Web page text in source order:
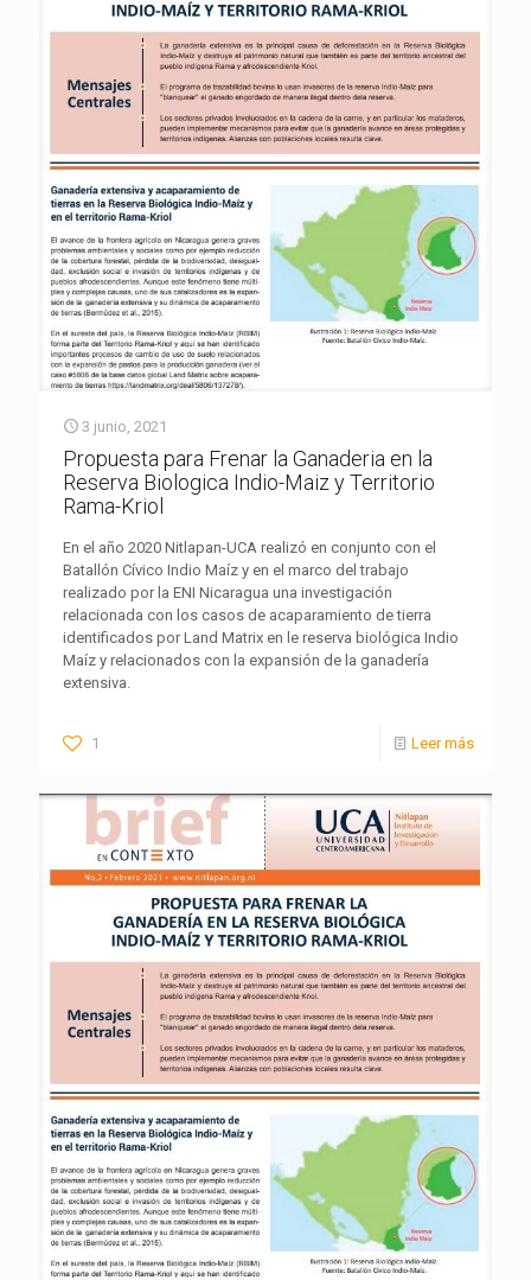
3 junio, 2021
Propuesta para Frenar la Ganaderia en la
Reserva Biologica Indio-Maiz y Territorio
Rama-Kriol
En el año 2020 Nitlapan-UCA realizó en conjunto con el
Batallón Cívico Indio Maíz y en el marco del trabajo
realizado por la ENI Nicaragua una investigación
relacionada con los casos de acaparamiento de tierra
identificados por Land Matrix en le reserva biológica Indio
Maíz y relacionados con la expansión de la ganadería
extensiva.
1 Leer más